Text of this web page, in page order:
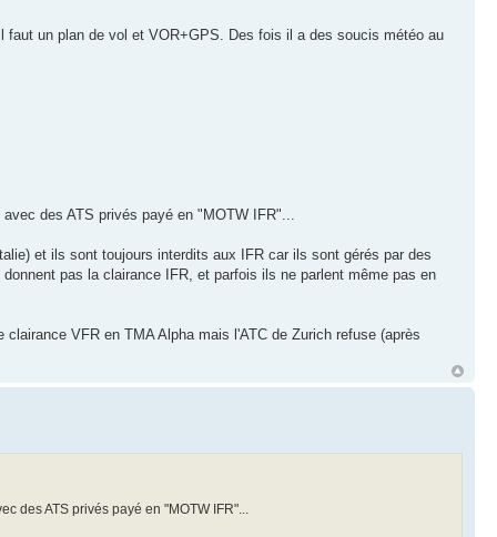
un plan de vol et VOR+GPS. Des fois il a des soucis météo au
des ATS privés payé en "MOTW IFR"...
et ils sont toujours interdits aux IFR car ils sont gérés par des
pas la clairance IFR, et parfois ils ne parlent même pas en
VFR en TMA Alpha mais l'ATC de Zurich refuse (après
des ATS privés payé en "MOTW IFR"...